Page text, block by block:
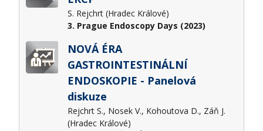
S. Rejchrt (Hradec Králové)
3. Prague Endoscopy Days (2023)
NOVÁ ÉRA
GASTROINTESTINÁLNÍ
ENDOSKOPIE - Panelová
diskuze
Rejchrt S., Nosek V., Kohoutova D., Záň J.
(Hradec Králové)